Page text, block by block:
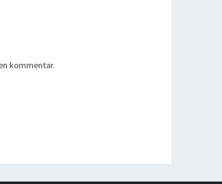
kommentar.